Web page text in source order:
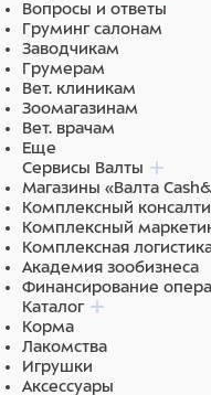
Вопросы и ответы
Груминг салонам
Заводчикам
Грумерам
Вет. клиникам
Зоомагазинам
Вет. врачам
Еще
Сервисы Валты
Магазины «Валта
Комплексный
Комплексный
Комплексная
Академия зообизнеса
Финансирование
Каталог
Корма
Лакомства
Игрушки
Аксессуары